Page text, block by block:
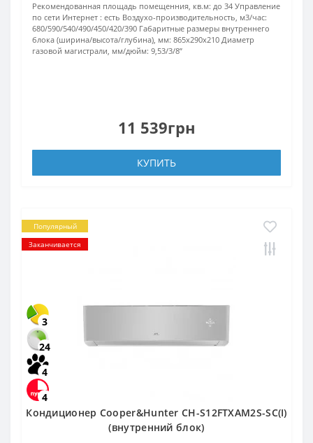
Рекомендованная площадь помещенния, кв.м: до 34 Управление
по сети Интернет : есть Воздухо-производительность, м3/час:
680/590/540/490/450/420/390 Габаритные размеры внутреннего
блока (ширина/высота/глубина), мм: 865х290х210 Диаметр
газовой магистрали, мм/дюйм: 9,53/3/8’’
11 539грн
КУПИТЬ
Популярный
Заканчивается
3
24
4
4
Кондиционер Cooper&Hunter CH-S12FTXAM2S-SC(I)
(внутренний блок)